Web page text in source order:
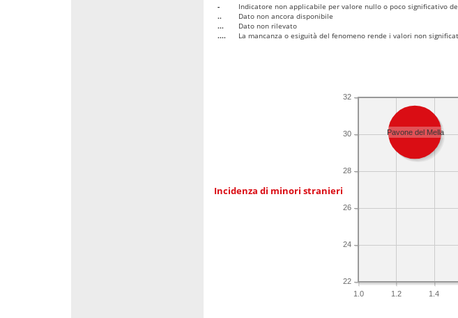
-
Indicatore non applicabile per valore nullo o poco significativo
..
Dato non ancora disponibile
...
Dato non rilevato
....
La mancanza o esiguità del fenomeno rende i valori non
Incidenza di minori stranieri
1.0 1.2 1.4
22
24
26
28
30
32
Pavone del Mella